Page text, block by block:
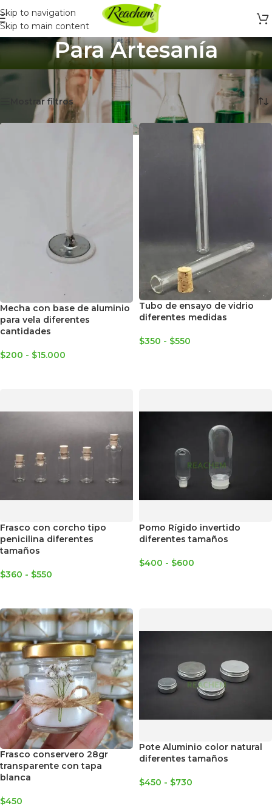
Skip to navigation
Skip to main content
Para Artesanía
Inicio Para Artesanía Mostrando 1–12 de 193 resultados
Mostrar filtros
Mecha con base de aluminio
para vela diferentes
cantidades
$200 - $15.000
Tubo de ensayo de vidrio
diferentes medidas
$350 - $550
Frasco con corcho tipo
penicilina diferentes
tamaños
$360 - $550
Pomo Rígido invertido
diferentes tamaños
$400 - $600
Frasco conservero 28gr
transparente con tapa
blanca
$450
Pote Aluminio color natural
diferentes tamaños
$450 - $730